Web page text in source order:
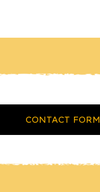
CONTACT FORM